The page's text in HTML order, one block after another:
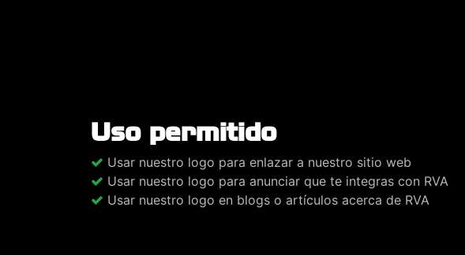
Uso permitido
Usar nuestro logo para enlazar a nuestro sitio web
Usar nuestro logo para anunciar que te integras con RVA
Usar nuestro logo en blogs o artículos acerca de RVA